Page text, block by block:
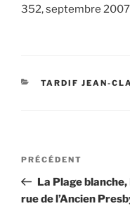
352, septembre 2007
CATÉGORIES
TARDIF JEAN-
Navigation
l’article
Article
précédent
PRÉCÉDENT
La Plage
rue de l’Ancien